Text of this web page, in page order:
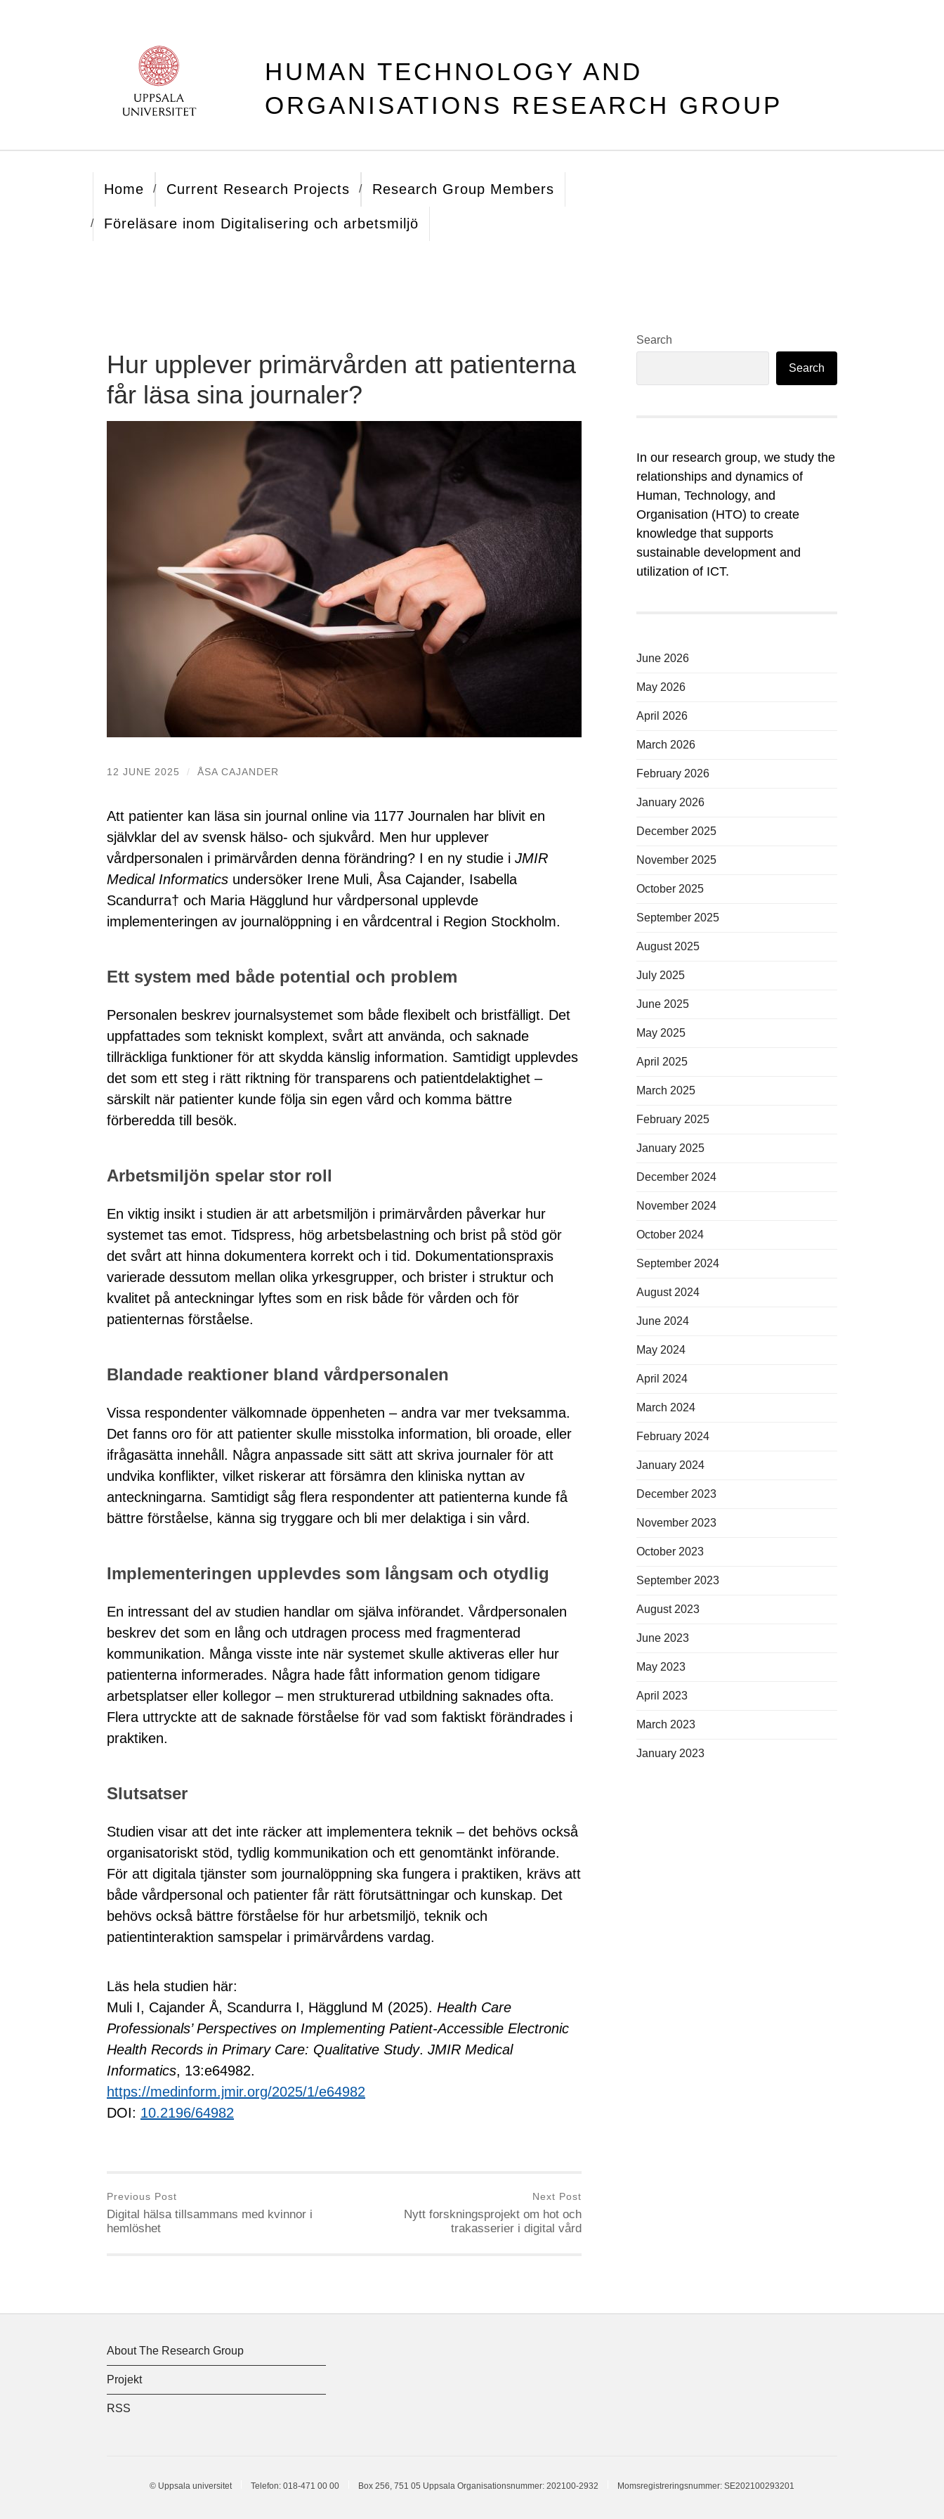
HUMAN TECHNOLOGY AND
ORGANISATIONS RESEARCH GROUP
Home Current Research Projects Research Group Members
Föreläsare inom Digitalisering och arbetsmiljö
Hur upplever primärvården att patienterna
får läsa sina journaler?
12 JUNE 2025 / ÅSA CAJANDER
Att patienter kan läsa sin journal online via 1177 Journalen har blivit en
självklar del av svensk hälso- och sjukvård. Men hur upplever
vårdpersonalen i primärvården denna förändring? I en ny studie i JMIR
Medical Informatics undersöker Irene Muli, Åsa Cajander, Isabella
Scandurra† och Maria Hägglund hur vårdpersonal upplevde
implementeringen av journalöppning i en vårdcentral i Region Stockholm.
Ett system med både potential och problem
Personalen beskrev journalsystemet som både flexibelt och bristfälligt. Det
uppfattades som tekniskt komplext, svårt att använda, och saknade
tillräckliga funktioner för att skydda känslig information. Samtidigt upplevdes
det som ett steg i rätt riktning för transparens och patientdelaktighet –
särskilt när patienter kunde följa sin egen vård och komma bättre
förberedda till besök.
Arbetsmiljön spelar stor roll
En viktig insikt i studien är att arbetsmiljön i primärvården påverkar hur
systemet tas emot. Tidspress, hög arbetsbelastning och brist på stöd gör
det svårt att hinna dokumentera korrekt och i tid. Dokumentationspraxis
varierade dessutom mellan olika yrkesgrupper, och brister i struktur och
kvalitet på anteckningar lyftes som en risk både för vården och för
patienternas förståelse.
Blandade reaktioner bland vårdpersonalen
Vissa respondenter välkomnade öppenheten – andra var mer tveksamma.
Det fanns oro för att patienter skulle misstolka information, bli oroade, eller
ifrågasätta innehåll. Några anpassade sitt sätt att skriva journaler för att
undvika konflikter, vilket riskerar att försämra den kliniska nyttan av
anteckningarna. Samtidigt såg flera respondenter att patienterna kunde få
bättre förståelse, känna sig tryggare och bli mer delaktiga i sin vård.
Implementeringen upplevdes som långsam och otydlig
En intressant del av studien handlar om själva införandet. Vårdpersonalen
beskrev det som en lång och utdragen process med fragmenterad
kommunikation. Många visste inte när systemet skulle aktiveras eller hur
patienterna informerades. Några hade fått information genom tidigare
arbetsplatser eller kollegor – men strukturerad utbildning saknades ofta.
Flera uttryckte att de saknade förståelse för vad som faktiskt förändrades i
praktiken.
Slutsatser
Studien visar att det inte räcker att implementera teknik – det behövs också
organisatoriskt stöd, tydlig kommunikation och ett genomtänkt införande.
För att digitala tjänster som journalöppning ska fungera i praktiken, krävs att
både vårdpersonal och patienter får rätt förutsättningar och kunskap. Det
behövs också bättre förståelse för hur arbetsmiljö, teknik och
patientinteraktion samspelar i primärvårdens vardag.
Läs hela studien här:
Muli I, Cajander Å, Scandurra I, Hägglund M (2025). Health Care
Professionals’ Perspectives on Implementing Patient-Accessible Electronic
Health Records in Primary Care: Qualitative Study. JMIR Medical
Informatics, 13:e64982.
https://medinform.jmir.org/2025/1/e64982
DOI: 10.2196/64982
Previous Post
Digital hälsa tillsammans med kvinnor i
hemlöshet
Next Post
Nytt forskningsprojekt om hot och
trakasserier i digital vård
Search
Search
In our research group, we study the
relationships and dynamics of
Human, Technology, and
Organisation (HTO) to create
knowledge that supports
sustainable development and
utilization of ICT.
June 2026
May 2026
April 2026
March 2026
February 2026
January 2026
December 2025
November 2025
October 2025
September 2025
August 2025
July 2025
June 2025
May 2025
April 2025
March 2025
February 2025
January 2025
December 2024
November 2024
October 2024
September 2024
August 2024
June 2024
May 2024
April 2024
March 2024
February 2024
January 2024
December 2023
November 2023
October 2023
September 2023
August 2023
June 2023
May 2023
April 2023
March 2023
January 2023
About The Research Group
Projekt
RSS
© Uppsala universitet Telefon: 018-471 00 00 Box 256, 751 05 Uppsala Organisationsnummer: 202100-2932 Momsregistreringsnummer: SE202100293201